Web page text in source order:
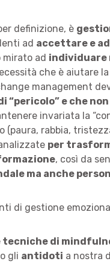
definizione, è
ad accettare e
mirato ad individuare
che è aiutare
management
“pericolo” e che
invariata la
(paura, rabbia,
per
, così da
ma anche
di gestione
tecniche di
gli antidoti a nostra